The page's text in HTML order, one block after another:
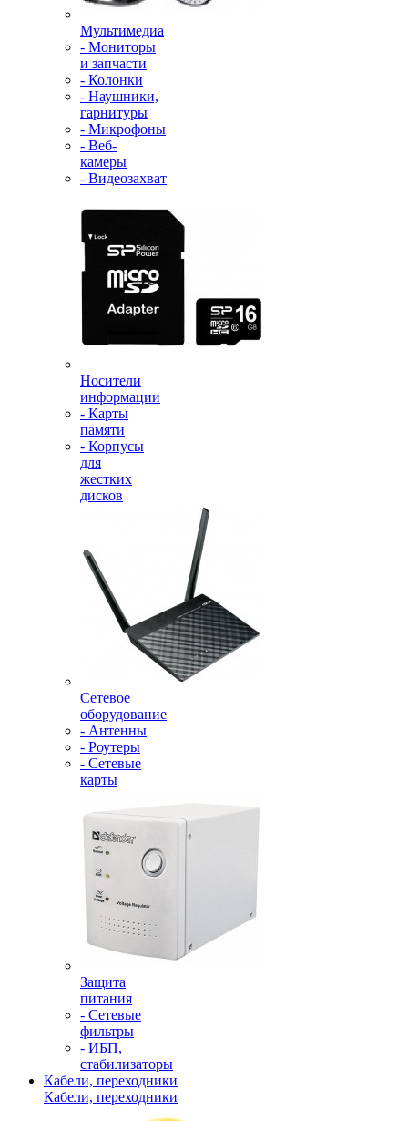
Мультимедиа
- Мониторы
и запчасти
- Колонки
- Наушники,
гарнитуры
- Микрофоны
- Веб-
камеры
- Видеозахват
Носители
информации
- Карты
памяти
- Корпусы
для
жестких
дисков
Сетевое
оборудование
- Антенны
- Роутеры
- Сетевые
карты
Защита
питания
- Сетевые
фильтры
- ИБП,
стабилизаторы
Кабели, переходники
Кабели, переходники